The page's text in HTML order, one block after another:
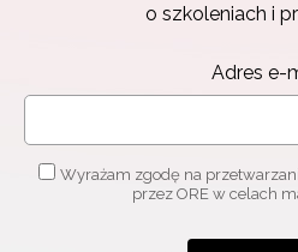
o szkoleniach i
Adres e-
Wyrażam zgodę na
przez ORE w celach